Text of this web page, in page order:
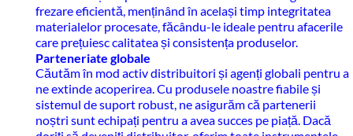
frezare eficientă, menținând în același timp integritatea
materialelor procesate, făcându-le ideale pentru afacerile
care prețuiesc calitatea și consistența produselor.
Parteneriate globale
Căutăm în mod activ distribuitori și agenți globali pentru a
ne extinde acoperirea. Cu produsele noastre fiabile și
sistemul de suport robust, ne asigurăm că partenerii
noștri sunt echipați pentru a avea succes pe piață. Dacă